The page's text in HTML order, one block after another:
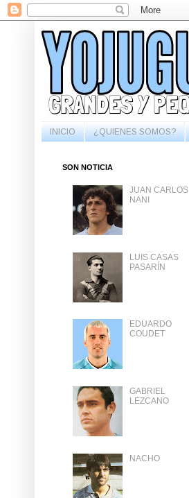
INICIO ¿QUIENES SOMOS?
SON NOTICIA
JUAN CARLOS
NANI
LUIS CASAS
PASARÍN
EDUARDO
COUDET
GABRIEL
LEZCANO
NACHO